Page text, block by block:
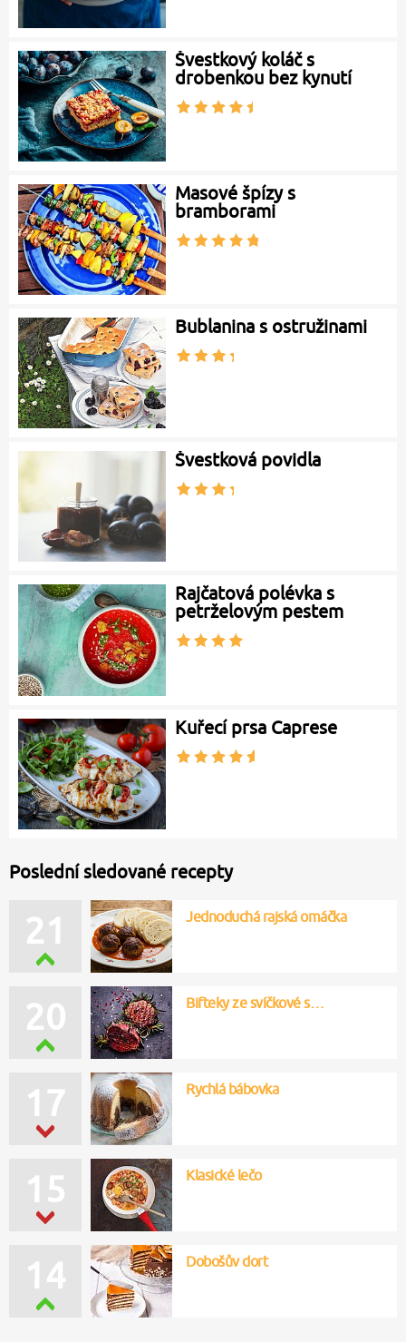
Švestkový koláč s
drobenkou bez kynutí
Masové špízy s
bramborami
Bublanina s ostružinami
Švestková povidla
Rajčatová polévka s
petrželovým pestem
Kuřecí prsa Caprese
Poslední sledované recepty
21 Jednoduchá rajská omáčka
20 Bifteky ze svíčkové s…
17 Rychlá bábovka
15 Klasické lečo
14 Dobošův dort